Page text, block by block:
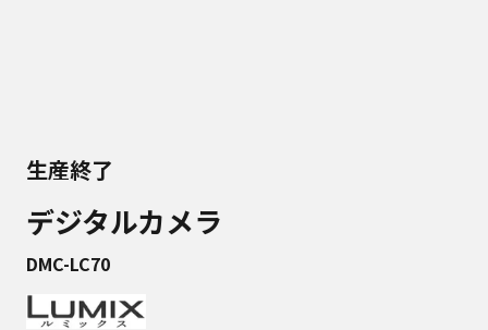
生産終了
デジタルカメラ
DMC-LC70